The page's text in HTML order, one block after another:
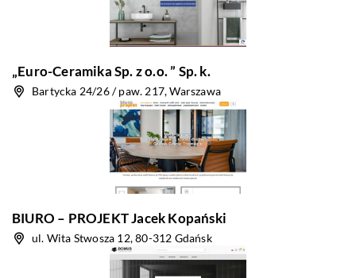
„Euro-Ceramika Sp. z o.o. ” Sp. k.
Bartycka 24/26 / paw. 217, Warszawa
BIURO – PROJEKT Jacek Kopański
ul. Wita Stwosza 12, 80-312 Gdańsk